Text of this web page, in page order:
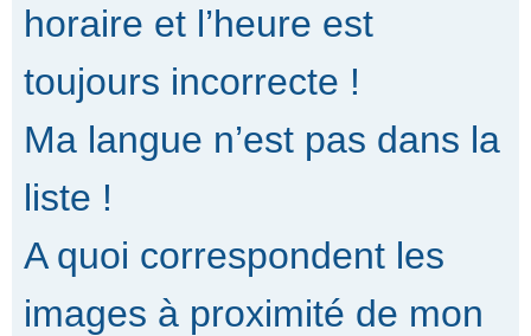
horaire et l’heure est
toujours incorrecte !
Ma langue n’est pas dans la
liste !
A quoi correspondent les
images à proximité de mon